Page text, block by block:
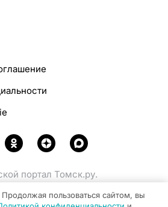
портал Томск.ру.
развития, связи и массовых
Продолжая пользоваться сайтом, вы